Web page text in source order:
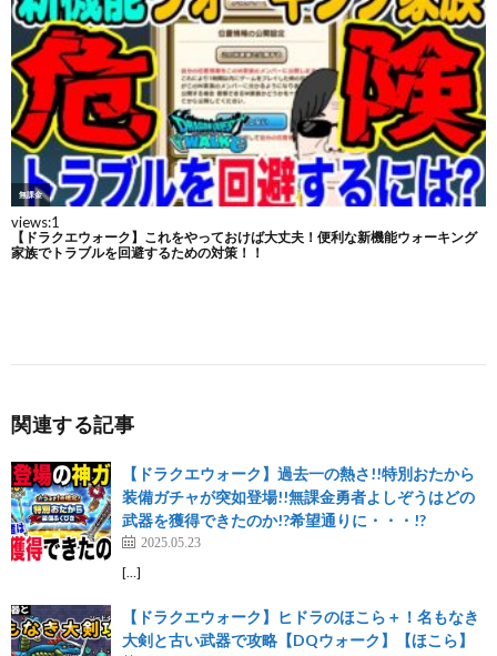
関連する記事
【ドラクエウォーク】過去一の熱さ!!特別おたから
装備ガチャが突如登場!!無課金勇者よしぞうはどの
武器を獲得できたのか!?希望通りに・・・!?
2025.05.23
[…]
【ドラクエウォーク】ヒドラのほこら＋！名もなき
大剣と古い武器で攻略【DQウォーク】【ほこら】